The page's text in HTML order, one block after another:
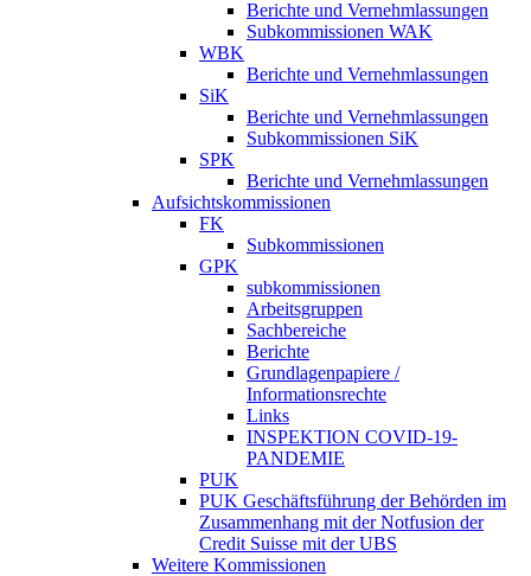
Berichte und Vernehmlassungen
Subkommissionen WAK
WBK
Berichte und Vernehmlassungen
SiK
Berichte und Vernehmlassungen
Subkommissionen SiK
SPK
Berichte und Vernehmlassungen
Aufsichtskommissionen
FK
Subkommissionen
GPK
subkommissionen
Arbeitsgruppen
Sachbereiche
Berichte
Grundlagenpapiere /
Informationsrechte
Links
INSPEKTION COVID-19-
PANDEMIE
PUK
PUK Geschäftsführung der Behörden im
Zusammenhang mit der Notfusion der
Credit Suisse mit der UBS
Weitere Kommissionen